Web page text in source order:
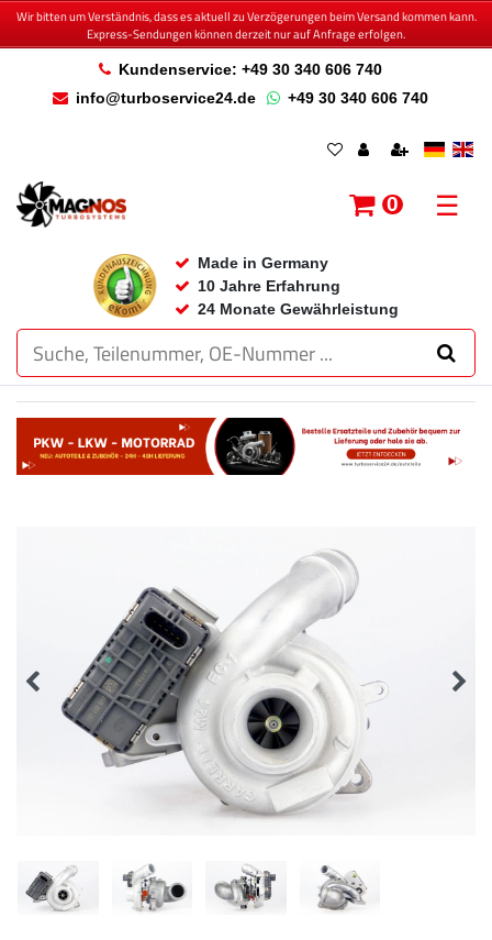
Wir bitten um Verständnis, dass es aktuell zu Verzögerungen beim Versand kommen kann.
Express-Sendungen können derzeit nur auf Anfrage erfolgen.
Kundenservice: +49 30 340 606 740
info@turboservice24.de
+49 30 340 606 740
Made in Germany
10 Jahre Erfahrung
24 Monate Gewährleistung
0 ☰